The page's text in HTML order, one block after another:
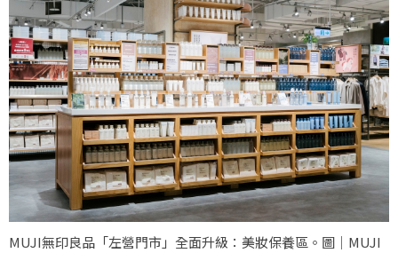
MUJI無印良品「左營門市」全面升級：美妝保養區。圖｜MUJI